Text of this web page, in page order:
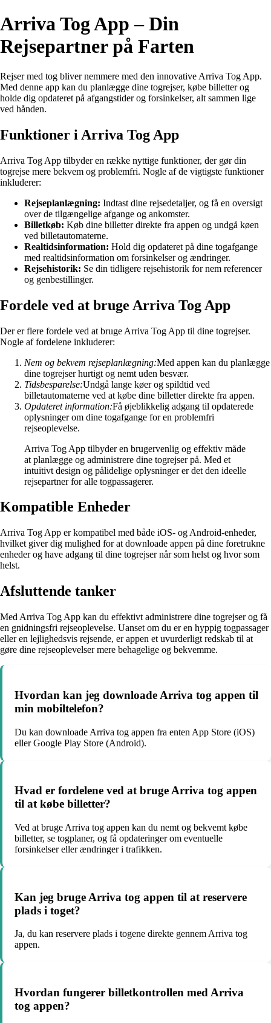
Arriva Tog App – Din
Rejsepartner på Farten
Rejser med tog bliver nemmere med den innovative Arriva Tog App.
Med denne app kan du planlægge dine togrejser, købe billetter og
holde dig opdateret på afgangstider og forsinkelser, alt sammen lige
ved hånden.
Funktioner i Arriva Tog App
Arriva Tog App tilbyder en række nyttige funktioner, der gør din
togrejse mere bekvem og problemfri. Nogle af de vigtigste funktioner
inkluderer:
Rejseplanlægning: Indtast dine rejsedetaljer, og få en oversigt
over de tilgængelige afgange og ankomster.
Billetkøb: Køb dine billetter direkte fra appen og undgå køen
ved billetautomaterne.
Realtidsinformation: Hold dig opdateret på dine togafgange
med realtidsinformation om forsinkelser og ændringer.
Rejsehistorik: Se din tidligere rejsehistorik for nem referencer
og genbestillinger.
Fordele ved at bruge Arriva Tog App
Der er flere fordele ved at bruge Arriva Tog App til dine togrejser.
Nogle af fordelene inkluderer:
Nem og bekvem rejseplanlægning:Med appen kan du planlægge
dine togrejser hurtigt og nemt uden besvær.
Tidsbesparelse:Undgå lange køer og spildtid ved
billetautomaterne ved at købe dine billetter direkte fra appen.
Opdateret information:Få øjeblikkelig adgang til opdaterede
oplysninger om dine togafgange for en problemfri
rejseoplevelse.
Arriva Tog App tilbyder en brugervenlig og effektiv måde
at planlægge og administrere dine togrejser på. Med et
intuitivt design og pålidelige oplysninger er det den ideelle
rejsepartner for alle togpassagerer.
Kompatible Enheder
Arriva Tog App er kompatibel med både iOS- og Android-enheder,
hvilket giver dig mulighed for at downloade appen på dine foretrukne
enheder og have adgang til dine togrejser når som helst og hvor som
helst.
Afsluttende tanker
Med Arriva Tog App kan du effektivt administrere dine togrejser og få
en gnidningsfri rejseoplevelse. Uanset om du er en hyppig togpassager
eller en lejlighedsvis rejsende, er appen et uvurderligt redskab til at
gøre dine rejseoplevelser mere behagelige og bekvemme.
Hvordan kan jeg downloade Arriva tog appen til
min mobiltelefon?
Du kan downloade Arriva tog appen fra enten App Store (iOS)
eller Google Play Store (Android).
Hvad er fordelene ved at bruge Arriva tog appen
til at købe billetter?
Ved at bruge Arriva tog appen kan du nemt og bekvemt købe
billetter, se togplaner, og få opdateringer om eventuelle
forsinkelser eller ændringer i trafikken.
Kan jeg bruge Arriva tog appen til at reservere
plads i toget?
Ja, du kan reservere plads i togene direkte gennem Arriva tog
appen.
Hvordan fungerer billetkontrollen med Arriva
tog appen?